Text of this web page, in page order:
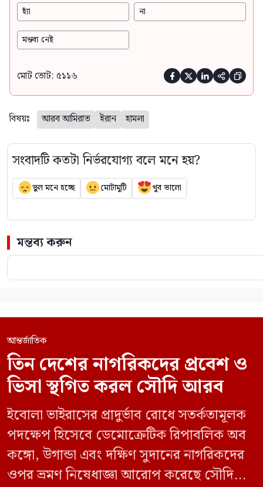
হ্যাঁ না
মন্তব্য নেই
মোট ভোট: ৫১১৬     
বিষয়ঃ আরব আমিরাত ইরান হামলা
সংবাদটি কতটা নির্ভরযোগ্য বলে মনে হয়?
ভুল মনে হচ্ছে মোটামুটি খুব ভালো
মন্তব্য করুন
আন্তর্জাতিক
তিন দেশের নাগরিকদের প্রবেশ ও
ভিসা স্থগিত করল সৌদি আরব
ইবোলা ভাইরাসের প্রাদুর্ভাব রোধে সতর্কতামূলক
পদক্ষেপ হিসেবে ডেমোক্রেটিক রিপাবলিক অব
কঙ্গো, উগান্ডা এবং দক্ষিণ সুদানের নাগরিকদের
ওপর ভ্রমণ নিষেধাজ্ঞা আরোপ করেছে সৌদি